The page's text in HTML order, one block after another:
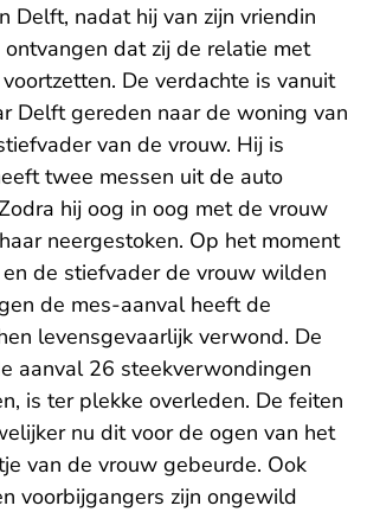
Delft, nadat hij van zijn vriendin
dat zij de relatie met
De verdachte is vanuit
Delft gereden naar de woning van
van de vrouw. Hij is
twee messen uit de auto
hij oog in oog met de vrouw
neergestoken. Op het moment
de stiefvader de vrouw wilden
de mes-aanval heeft de
levensgevaarlijk verwond. De
aanval 26 steekverwondingen
is ter plekke overleden. De feiten
nu dit voor de ogen van het
van de vrouw gebeurde. Ook
voorbijgangers zijn ongewild